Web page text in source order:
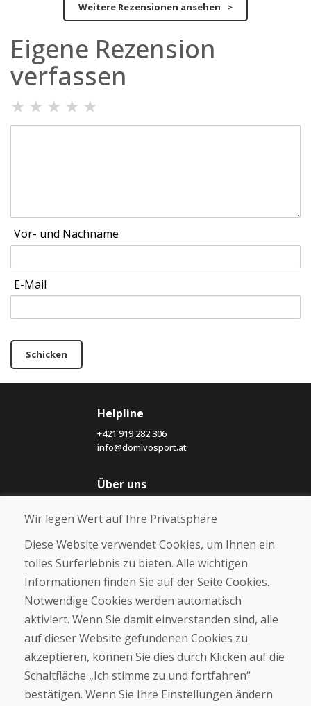
Weitere Rezensionen ansehen >
Eigene Rezension
verfassen
★ ★ ★ ★ ★
Vor- und Nachname
E-Mail
Schicken
Helpline
+421 919 282 306
info@domivosport.at
Über uns
Über uns
Kontakt
Kaufen
E-Shop
Geschäftsbedingungen
Zahlung
Beschwerde
Rückgabe und Umtausch von Waren
Cookies
Wir legen Wert auf Ihre Privatsphäre
Diese Website verwendet Cookies, um Ihnen ein
tolles Surferlebnis zu bieten. Alle wichtigen
Informationen finden Sie auf der Seite Cookies.
Notwendige Cookies werden automatisch
aktiviert. Wenn Sie damit einverstanden sind, alle
auf dieser Website gefundenen Cookies zu
akzeptieren, können Sie dies durch Klicken auf die
Schaltfläche „Ich stimme zu und fortfahren“
bestätigen. Wenn Sie Ihre Einstellungen ändern